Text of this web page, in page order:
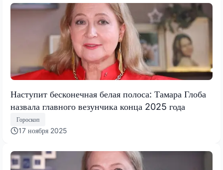
Наступит бесконечная белая полоса: Тамара Глоба
назвала главного везунчика конца 2025 года
Гороскоп
17 ноября 2025